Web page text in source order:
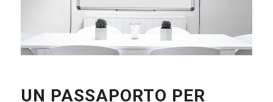
UN PASSAPORTO PER